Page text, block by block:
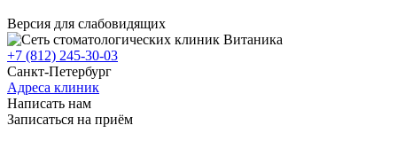
Версия для слабовидящих
+7 (812) 245-30-03
Санкт-Петербург
Адреса клиник
Написать нам
Записаться на приём